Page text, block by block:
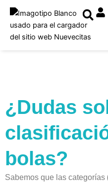
contenido
¿Dudas
bolas?
Sabemos que las categorías